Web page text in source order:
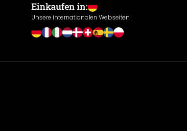
Einkaufen in:
Unsere internationalen Webseiten